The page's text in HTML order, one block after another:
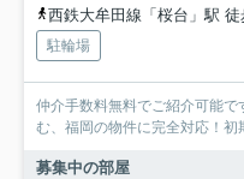
西鉄大牟田線「桜台」駅
駐輪場
仲介手数料無料でご紹介可能
む、福岡の物件に完全対応！
募集中の部屋